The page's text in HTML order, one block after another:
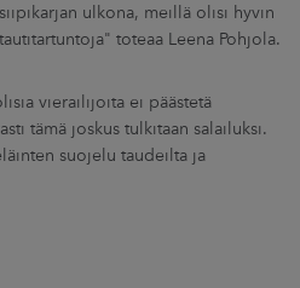
ulkona, meillä olisi hyvin
toteaa Leena Pohjola.
vierailijoita ei päästetä
tämä joskus tulkitaan salailuksi.
suojelu taudeilta ja